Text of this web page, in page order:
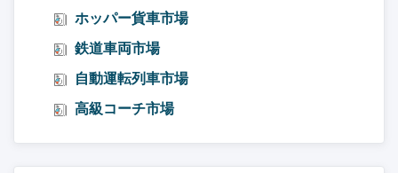
ホッパー貨車市場
鉄道車両市場
自動運転列車市場
高級コーチ市場